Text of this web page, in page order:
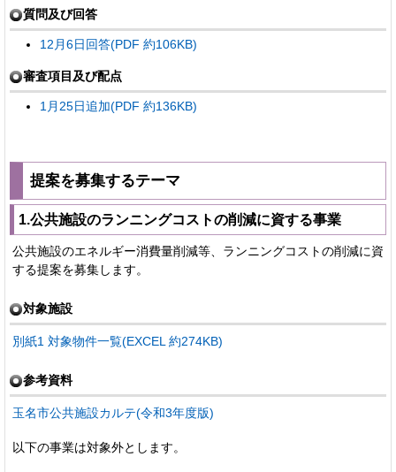
質問及び回答
12月6日回答(PDF 約106KB)
審査項目及び配点
1月25日追加(PDF 約136KB)
提案を募集するテーマ
1.公共施設のランニングコストの削減に資する事業
公共施設のエネルギー消費量削減等、ランニングコストの削減に資
する提案を募集します。
対象施設
別紙1 対象物件一覧(EXCEL 約274KB)
参考資料
玉名市公共施設カルテ(令和3年度版)
以下の事業は対象外とします。